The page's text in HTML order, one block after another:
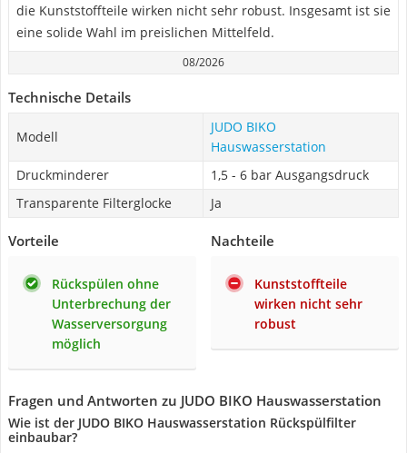
die Kunststoffteile wirken nicht sehr robust. Insgesamt ist sie
eine solide Wahl im preislichen Mittelfeld.
08/2026
Technische Details
Modell
JUDO BIKO
Hauswasserstation
Druckminderer
1,5 - 6 bar Ausgangsdruck
Transparente Filterglocke
Ja
Vorteile
Rückspülen ohne
Unterbrechung der
Wasserversorgung
möglich
Nachteile
Kunststoffteile
wirken nicht sehr
robust
Fragen und Antworten zu JUDO BIKO Hauswasserstation
Wie ist der JUDO BIKO Hauswasserstation Rückspülfilter
einbaubar?